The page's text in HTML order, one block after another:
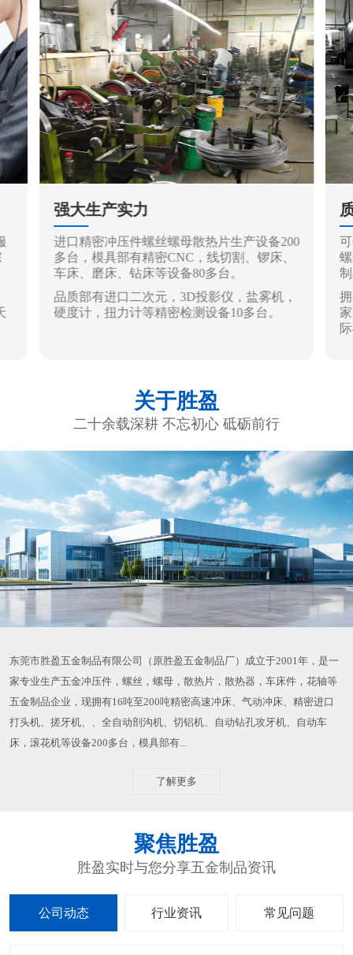
强大生产实力
进口精密冲压件螺丝螺母散热片生产设备200
多台，模具部有精密CNC，线切割、锣床、
车床、磨床、钻床等设备80多台。
品质部有进口二次元，3D投影仪，盐雾机，
硬度计，扭力计等精密检测设备10多台。
关于胜盈
二十余载深耕 不忘初心 砥砺前行
东莞市胜盈五金制品有限公司（原胜盈五金制品厂）成立于2001年，是一
家专业生产五金冲压件，螺丝，螺母，散热片，散热器，车床件，花轴等
五金制品企业，现拥有16吨至200吨精密高速冲床、气动冲床、精密进口
打头机、搓牙机、、全自动剖沟机、切铝机、自动钻孔攻牙机、自动车
床，滚花机等设备200多台，模具部有...
了解更多
聚焦胜盈
胜盈实时与您分享五金制品资讯
公司动态 行业资讯 常见问题